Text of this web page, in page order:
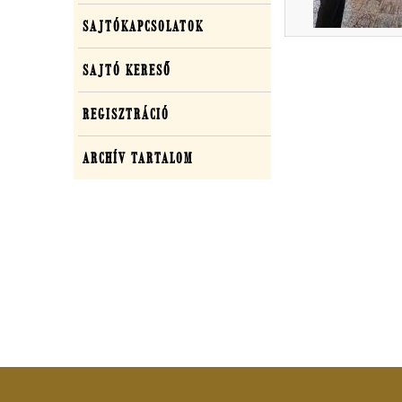
SAJTÓKAPCSOLATOK
SAJTÓ KERESŐ
REGISZTRÁCIÓ
ARCHÍV TARTALOM